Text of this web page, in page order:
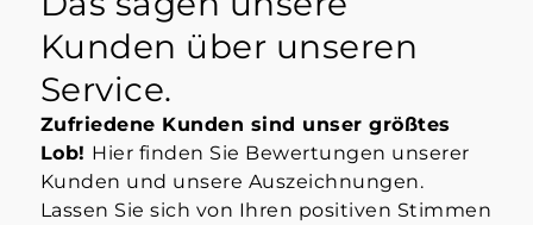
Kunden über unseren
Service.
Zufriedene Kunden sind unser größtes
Lob! Hier finden Sie Bewertungen unserer
Kunden und unsere Auszeichnungen.
Lassen Sie sich von Ihren positiven Stimmen